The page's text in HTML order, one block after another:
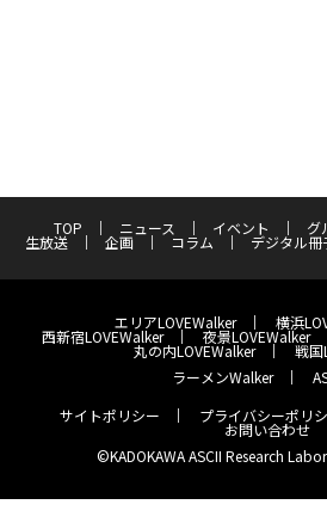
TOP ニュース イベント グ
生放送 企画 コラム デジタル冊
エリアLOVEWalker 横浜
西新宿LOVEWalker 夜景LOVEWalker
丸の内LOVEWalker
戦国
ラーメンWalker
サイトポリシー
プライバシーポリ
お問い合わせ
©KADOKAWA ASCII Research